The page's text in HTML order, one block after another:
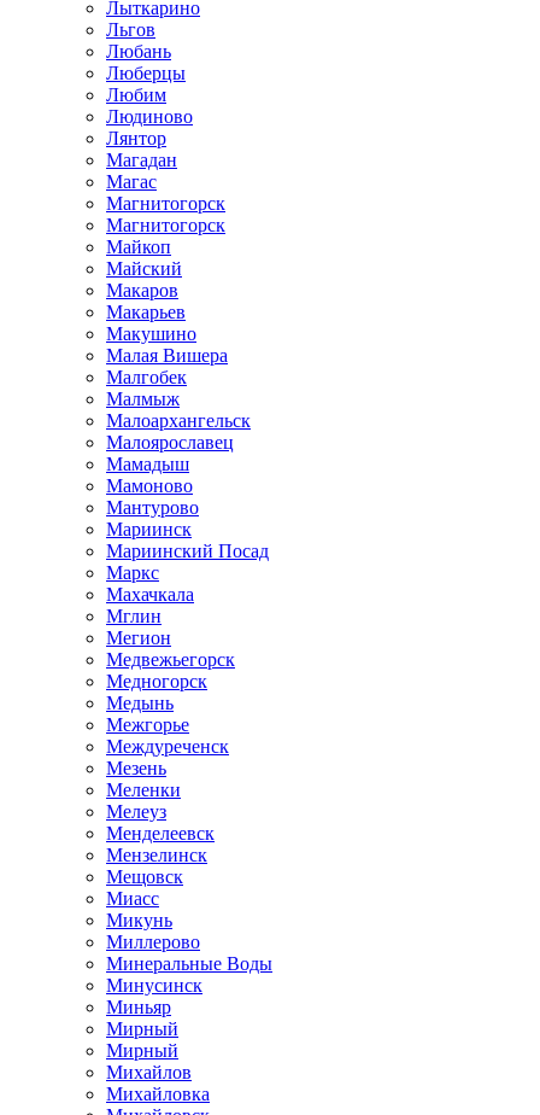
Лыткарино
Льгов
Любань
Люберцы
Любим
Людиново
Лянтор
Магадан
Магас
Магнитогорск
Магнитогорск
Майкоп
Майский
Макаров
Макарьев
Макушино
Малая Вишера
Малгобек
Малмыж
Малоархангельск
Малоярославец
Мамадыш
Мамоново
Мантурово
Мариинск
Мариинский Посад
Маркс
Махачкала
Мглин
Мегион
Медвежьегорск
Медногорск
Медынь
Межгорье
Междуреченск
Мезень
Меленки
Мелеуз
Менделеевск
Мензелинск
Мещовск
Миасс
Микунь
Миллерово
Минеральные Воды
Минусинск
Миньяр
Мирный
Мирный
Михайлов
Михайловка